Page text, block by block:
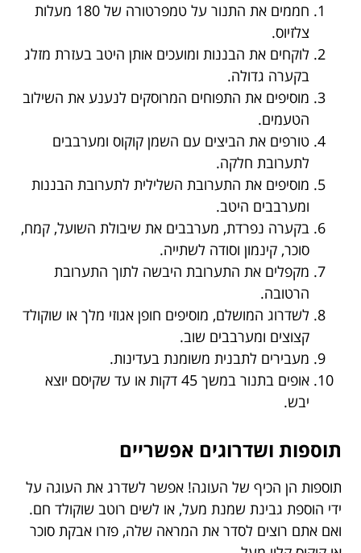
חממים את התנור על טמפרטורה של 180 מעלות
צלזיוס.
לוקחים את הבננות ומועכים אותן היטב בעזרת מזלג
בקערה גדולה.
מוסיפים את התפוחים המרוסקים לנענע את השילוב
הטעמים.
טורפים את הביצים עם השמן קוקוס ומערבבים
לתערובת חלקה.
מוסיפים את התערובת השלילית לתערובת הבננות
ומערבבים היטב.
בקערה נפרדת, מערבבים את שיבולת השועל, קמח,
סוכר, קינמון וסודה לשתייה.
מקפלים את התערובת היבשה לתוך התערובת
הרטובה.
לשדרוג המושלם, מוסיפים חופן אגוזי מלך או שוקולד
קצוצים ומערבבים שוב.
מעבירים לתבנית משומנת בעדינות.
אופים בתנור במשך 45 דקות או עד שקיסם יוצא
יבש.
תוספות ושדרוגים אפשריים
תוספות הן הכיף של העוגה! אפשר לשדרג את העוגה על
ידי הוספת גבינת שמנת מעל, או לשים רוטב שוקולד חם.
ואם אתם רוצים לסדר את המראה שלה, פזרו אבקת סוכר